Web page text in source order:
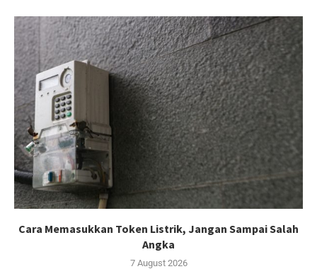
Cara Memasukkan Token Listrik, Jangan Sampai Salah
Angka
7 August 2026